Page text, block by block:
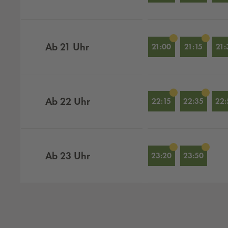
Ab 21 Uhr 21:00 21:15
Ab 22 Uhr 22:15 22:35
Ab 23 Uhr 23:20 23:50